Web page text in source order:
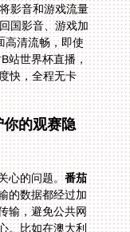
快，全程无卡
的观赛隐
心的问题。番茄
的数据都经过加
传输，避免公共网
心。比如在澳大利
信息被泄露，也不